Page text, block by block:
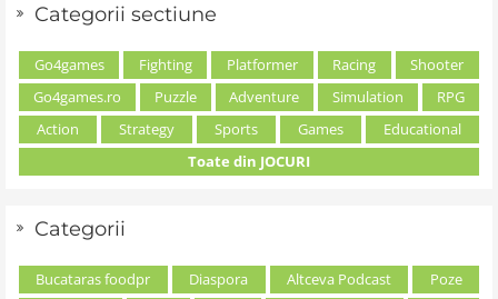
Categorii sectiune
Go4games Fighting Platformer Racing
Shooter
Go4games.ro
Puzzle Adventure Simulation
RPG
Action
Strategy Sports Games
Educational
Toate din JOCURI
Categorii
Bucataras foodpr Diaspora Altceva Podcast
Poze